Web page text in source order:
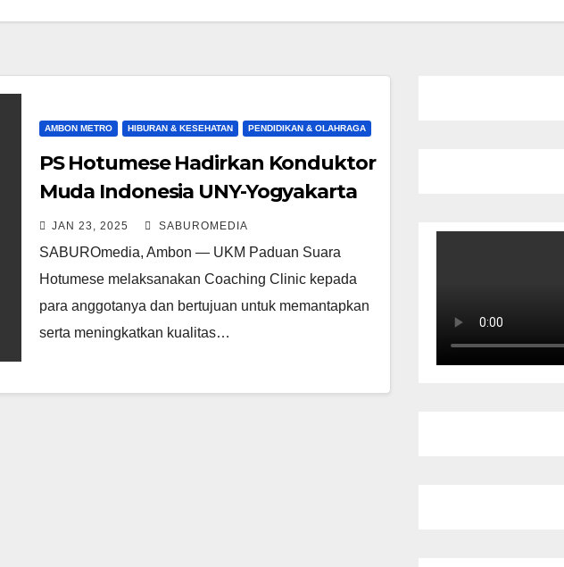
AMBON METRO HIBURAN & KESEHATAN PENDIDIKAN & OLAHRAGA
PS Hotumese Hadirkan Konduktor
Muda Indonesia UNY-Yogyakarta
JAN 23, 2025 SABUROMEDIA
SABUROmedia, Ambon — UKM Paduan Suara
Hotumese melaksanakan Coaching Clinic kepada
para anggotanya dan bertujuan untuk memantapkan
serta meningkatkan kualitas…